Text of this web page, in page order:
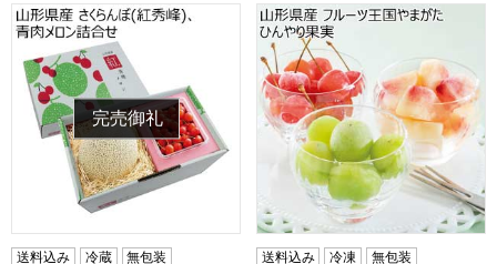
山形県産 さくらんぼ(紅秀峰)、青肉メロン詰合せ(お届け期
完売御礼
送料込み 冷蔵 無包装
山形県産 フルーツ王国やま
送料込み 冷凍 無包装